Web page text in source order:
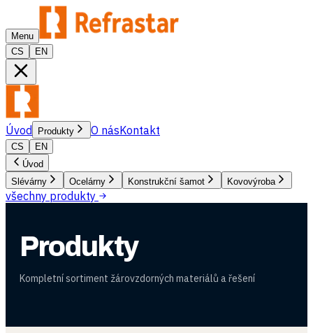
Menu
CS
EN
Úvod Produkty O násKontakt
CS
EN
Úvod
Slévárny
Ocelárny Konstrukční šamot Kovovýroba
všechny produkty
Produkty
Kompletní sortiment žárovzdorných materiálů a řešení